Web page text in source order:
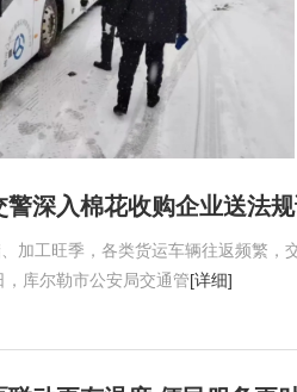
警深入棉花收购企业送法
加工旺季，各类货运车辆往返频繁
库尔勒市公安局交通管[详细]